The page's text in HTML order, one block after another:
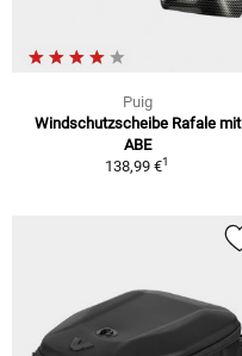
Puig
Windschutzscheibe Rafale mit
ABE
138,99 €1